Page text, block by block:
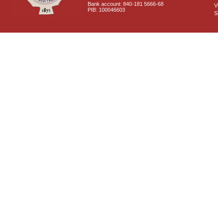
Bank account: 840-181 5666-68
PIB: 100046603